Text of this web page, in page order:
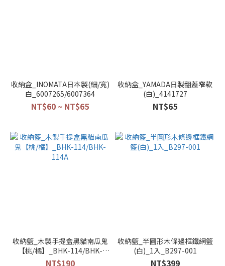
收納盒_INOMATA日本製(細/寬)
白_6007265/6007364
NT$60 ~ NT$65
收納盒_YAMADA日製翻蓋窄款
(白)_4141727
NT$65
收納籃_木製手提盒黑貓南瓜鬼
【桃/橘】_BHK-114/BHK-
114A
NT$190
收納籃_半圓形木條邊框鐵網籃
(白)_1入_B297-001
NT$399